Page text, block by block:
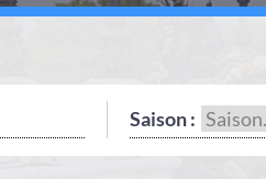
Saison :